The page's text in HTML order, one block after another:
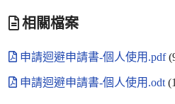
相關檔案
申請迴避申請書-個人使用.pdf
申請迴避申請書-個人使用.odt